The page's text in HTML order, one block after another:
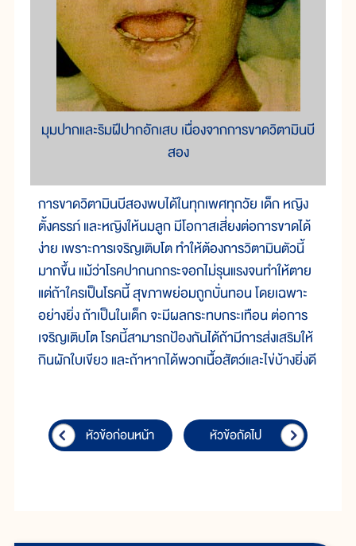
มุมปากและริมฝีปากอักเสบ เนื่องจากการขาดวิตามินบี
สอง
การขาดวิตามินบีสองพบได้ในทุกเพศทุกวัย เด็ก หญิง
ตั้งครรภ์ และหญิงให้นมลูก มีโอกาสเสี่ยงต่อการขาดได้
ง่าย เพราะการเจริญเติบโต ทำให้ต้องการวิตามินตัวนี้
มากขึ้น แม้ว่าโรคปากนกกระจอกไม่รุนแรงจนทำให้ตาย
แต่ถ้าใครเป็นโรคนี้ สุขภาพย่อมถูกบั่นทอน โดยเฉพาะ
อย่างยิ่ง ถ้าเป็นในเด็ก จะมีผลกระทบกระเทือน ต่อการ
เจริญเติบโต โรคนี้สามารถป้องกันได้ถ้ามีการส่งเสริมให้
กินผักใบเขียว และถ้าหากได้พวกเนื้อสัตว์และไข่บ้างยิ่งดี
หัวข้อก่อนหน้า หัวข้อถัดไป